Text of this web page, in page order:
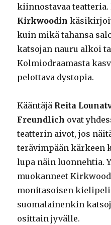
kiinnostavaa
Kirkwoodin
kuin mikä tahansa
katsojan nauru alkoi
Kolmiodraamasta
pelottava dystopia.
Kääntäjä Reita
Freundlich ovat
teatterin aivot, jos
terävimpään kärkeen
lupa näin luonnehtia.
muokanneet
monitasoisen
suomalainenkin
osittain jyvälle.